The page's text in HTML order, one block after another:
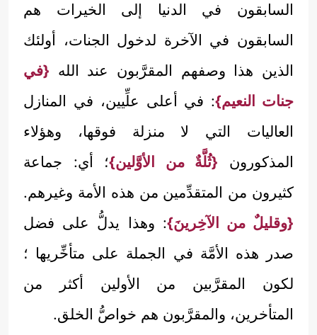
السابقون في الدنيا إلى الخيرات هم
السابقون في الآخرة لدخول الجنات، أولئك
الذين هذا وصفهم المقرَّبون عند الله {في
جنات النعيم}: في أعلى علِّيين، في المنازل
العاليات التي لا منزلة فوقها، وهؤلاء
المذكورون {ثُلَّةٌ من الأوَّلين}؛ أي: جماعة
كثيرون من المتقدِّمين من هذه الأمة وغيرهم.
{وقليلٌ من الآخِرينَ}: وهذا يدلُّ على فضل
صدر هذه الأمَّة في الجملة على متأخِّريها ؛
لكون المقرَّبين من الأولين أكثر من
المتأخرين، والمقرَّبون هم خواصُّ الخلق.